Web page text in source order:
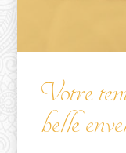
Votre
belle